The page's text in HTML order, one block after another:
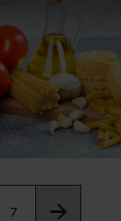
7